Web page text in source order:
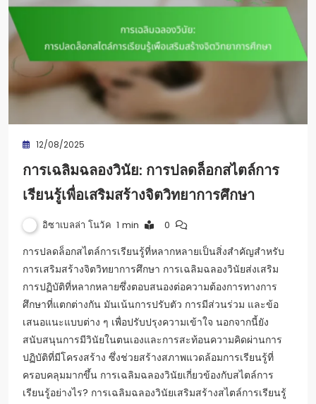
12/08/2025
การเฉลิมฉลองวินัย: การปลดล็อกสไตล์การ
เรียนรู้เพื่อเสริมสร้างจิตวิทยาการศึกษา
อิซาเบลล่า โนวัค 1 min 0
การปลดล็อกสไตล์การเรียนรู้ที่หลากหลายเป็นสิ่งสำคัญสำหรับ
การเสริมสร้างจิตวิทยาการศึกษา การเฉลิมฉลองวินัยส่งเสริม
การปฏิบัติที่หลากหลายซึ่งตอบสนองต่อความต้องการทางการ
ศึกษาที่แตกต่างกัน มันเน้นการปรับตัว การมีส่วนร่วม และข้อ
เสนอแนะแบบต่าง ๆ เพื่อปรับปรุงความเข้าใจ นอกจากนี้ยัง
สนับสนุนการมีวินัยในตนเองและการสะท้อนความคิดผ่านการ
ปฏิบัติที่มีโครงสร้าง ซึ่งช่วยสร้างสภาพแวดล้อมการเรียนรู้ที่
ครอบคลุมมากขึ้น การเฉลิมฉลองวินัยเกี่ยวข้องกับสไตล์การ
เรียนรู้อย่างไร? การเฉลิมฉลองวินัยเสริมสร้างสไตล์การเรียนรู้